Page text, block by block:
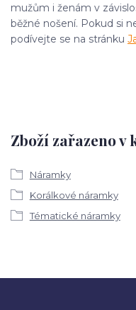
mužům i ženám v
běžné nošení. Pokud si
podívejte se na stránku
Zboží zařazeno
Náramky
Korálkové náramky
Tématické náramky